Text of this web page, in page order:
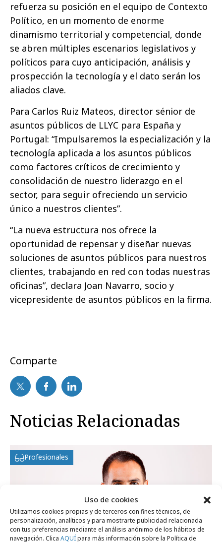
Uso de cookies
Utilizamos cookies propias y de terceros con fines técnicos, de
personalización, analíticos y para mostrarte publicidad relacionada
con tus preferencias mediante el análisis anónimo de los hábitos de
navegación. Clica AQUÍpara más información sobre la Política de
refuerza su posición en el equipo de Contexto
Político, en un momento de enorme
dinamismo territorial y competencial, donde
se abren múltiples escenarios legislativos y
políticos para cuyo anticipación, análisis y
prospección la tecnología y el dato serán los
aliados clave.
Para Carlos Ruiz Mateos, director sénior de
asuntos públicos de LLYC para España y
Portugal: “Impulsaremos la especialización y la
tecnología aplicada a los asuntos públicos
como factores críticos de crecimiento y
consolidación de nuestro liderazgo en el
sector, para seguir ofreciendo un servicio
único a nuestros clientes”.
“La nueva estructura nos ofrece la
oportunidad de repensar y diseñar nuevas
soluciones de asuntos públicos para nuestros
clientes, trabajando en red con todas nuestras
oficinas”, declara Joan Navarro, socio y
vicepresidente de asuntos públicos en la firma.
Comparte
Noticias Relacionadas
Profesionales